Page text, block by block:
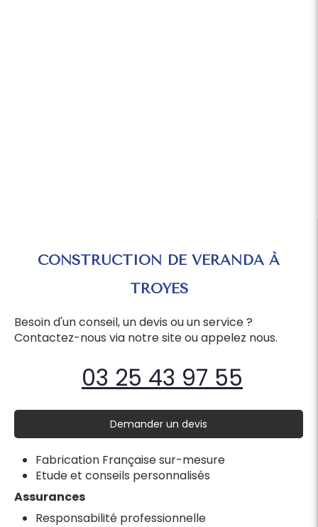
CONSTRUCTION DE VÉRANDA À
TROYES
Besoin d'un conseil, un devis ou un service ?
Contactez-nous via notre site ou appelez nous.
03 25 43 97 55
Demander un devis
Fabrication Française sur-mesure
Etude et conseils personnalisés
Assurances
Responsabilité professionnelle